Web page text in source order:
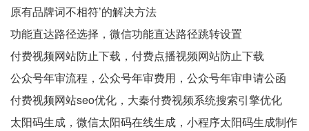
原有品牌词不相符’的解决方法
功能直达路径选择，微信功能直达路径跳转设置
付费视频网站防止下载，付费点播视频网站防止下载
公众号年审流程，公众号年审费用，公众号年审申请公函
付费视频网站seo优化，大秦付费视频系统搜索引擎优化
太阳码生成，微信太阳码在线生成，小程序太阳码生成制作